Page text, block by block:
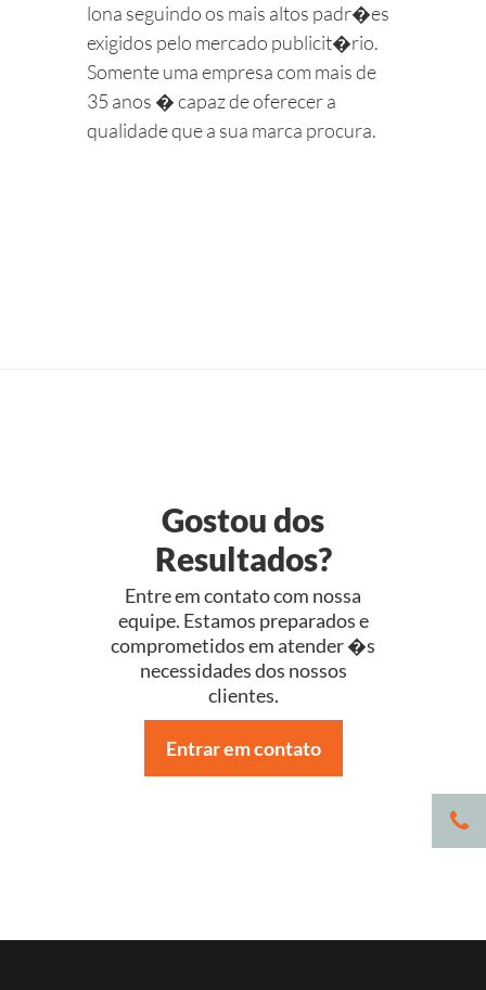
lona seguindo os mais altos padr�es
exigidos pelo mercado publicit�rio.
Somente uma empresa com mais de
35 anos � capaz de oferecer a
qualidade que a sua marca procura.
Gostou dos
Resultados?
Entre em contato com nossa
equipe. Estamos preparados e
comprometidos em atender �s
necessidades dos nossos
clientes.
Entrar em contato